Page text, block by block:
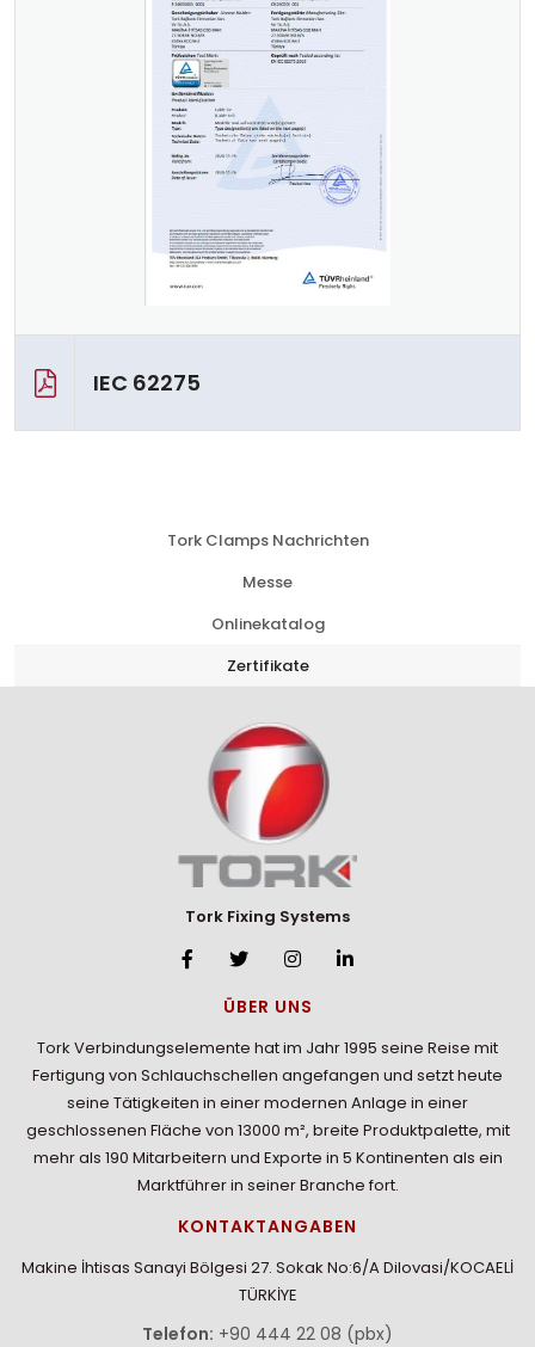
Tork Clamps Nachrichten
Messe
Onlinekatalog
Zertifikate
IEC 62275
Tork Fixing Systems
ÜBER UNS
Tork Verbindungselemente hat im Jahr 1995 seine Reise mit
Fertigung von Schlauchschellen angefangen und setzt heute
seine Tätigkeiten in einer modernen Anlage in einer
geschlossenen Fläche von 13000 m², breite Produktpalette, mit
mehr als 190 Mitarbeitern und Exporte in 5 Kontinenten als ein
Marktführer in seiner Branche fort.
KONTAKTANGABEN
Makine İhtisas Sanayi Bölgesi 27. Sokak No:6/A Dilovasi/KOCAELİ
TÜRKİYE
Telefon: +90 444 22 08 (pbx)